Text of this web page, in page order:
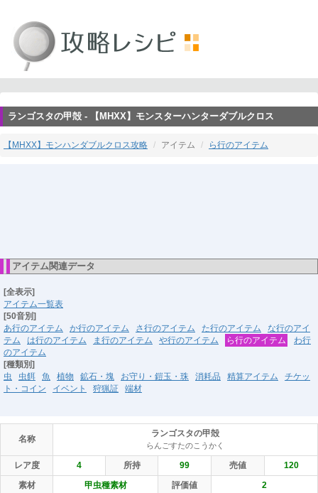
ランゴスタの甲殻 - 【MHXX】モンスターハンターダブルクロス
【MHXX】モンハンダブルクロス攻略 アイテム ら行のアイテム
アイテム関連データ
[全表示]
アイテム一覧表
[50音別]
あ行のアイテム
か行のアイテム さ行のアイテム た行のアイテム
な行のアイ
テム
は行のアイテム ま行のアイテム や行のアイテム ら行のアイテム
わ行
のアイテム
[種類別]
虫
虫餌 魚 植物 鉱石・塊 お守り・鎧玉・珠 消耗品 精算アイテム
チケッ
ト・コイン
イベント 狩猟証 端材
名称
ランゴスタの甲殻
らんごすたのこうかく
レア度 4 所持 99 売値
120
素材
甲虫種素材 評価値 2